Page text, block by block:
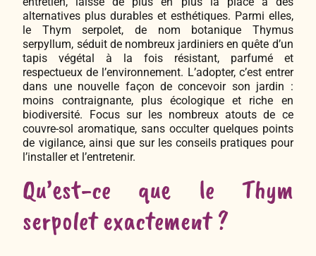
alternatives plus durables et esthétiques. Parmi elles,
le Thym serpolet, de nom botanique Thymus
serpyllum, séduit de nombreux jardiniers en quête d’un
tapis végétal à la fois résistant, parfumé et
respectueux de l’environnement. L’adopter, c’est entrer
dans une nouvelle façon de concevoir son jardin :
moins contraignante, plus écologique et riche en
biodiversité. Focus sur les nombreux atouts de ce
couvre-sol aromatique, sans occulter quelques points
de vigilance, ainsi que sur les conseils pratiques pour
l’installer et l’entretenir.
Qu’est-ce que le Thym
serpolet exactement ?